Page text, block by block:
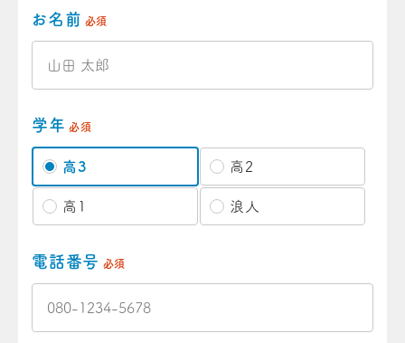
お名前 必須
学年 必須
高3 高2
高1 浪人
電話番号 必須